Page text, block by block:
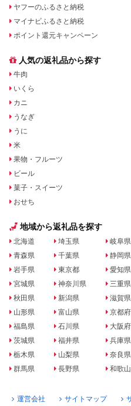
ヤフーのふるさと納税
マイナビふるさと納税
ポイント還元キャンペーン
人気の返礼品から探す
牛肉
いくら
カニ
うなぎ
うに
米
果物・フルーツ
ビール
菓子・スイーツ
おせち
地域から返礼品を探す
北海道
青森県
岩手県
宮城県
秋田県
山形県
福島県
茨城県
栃木県
群馬県
埼玉県
千葉県
東京都
神奈川県
新潟県
富山県
石川県
福井県
山梨県
長野県
岐阜県
静岡県
愛知県
三重県
滋賀県
京都府
大阪府
兵庫県
奈良県
和歌
運営会社 サイトマップ